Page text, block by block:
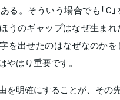
る。そういう場合でも「C
うのギャップはなぜ生まれ
を出せたのはなぜなのかを
やはり重要です。
を明確にすることが、その